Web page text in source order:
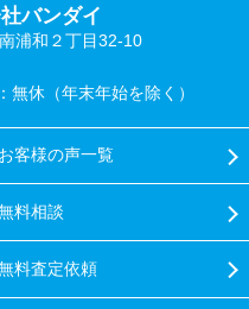
バンダイ
浦和２丁目32-10
無休（年末年始を除く）
お客様の声一覧
料相談
料査定依頼